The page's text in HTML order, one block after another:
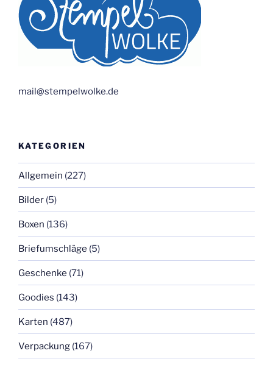
mail@stempelwolke.de
KATEGORIEN
Allgemein (227)
Bilder (5)
Boxen (136)
Briefumschläge (5)
Geschenke (71)
Goodies (143)
Karten (487)
Verpackung (167)